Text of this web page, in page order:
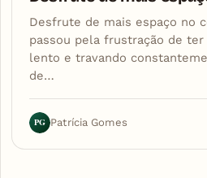
Desfrute de mais espaço no
passou pela frustração de
lento e travando
de…
PG Patrícia Gomes